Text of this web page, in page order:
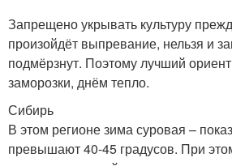
Запрещено укрывать культуру
произойдёт выпревание, нельзя и
подмёрзнут. Поэтому лучший
заморозки, днём тепло.
Сибирь
В этом регионе зима суровая –
превышают 40-45 градусов. При